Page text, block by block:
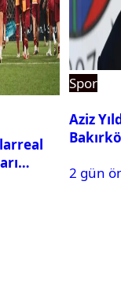
Spor
Aziz
2 gün